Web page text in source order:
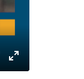
Enter